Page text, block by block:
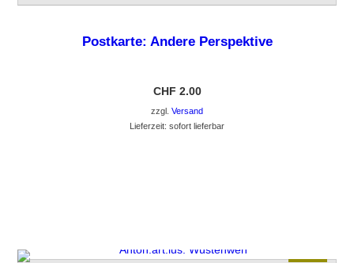
Postkarte: Andere Perspektive
CHF 2.00
zzgl. Versand
Lieferzeit: sofort lieferbar